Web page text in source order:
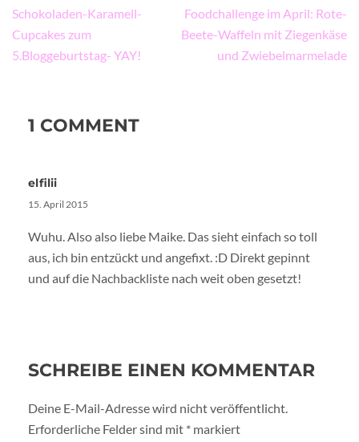
Beitragsnavigation
Schokoladen-Karamell-
Cupcakes zum
5.Bloggeburtstag- YAY!
Foodchallenge im April: Rote-
Beete-Waffeln mit Ziegenkäse
und Zwiebelmarmelade
1 COMMENT
elfilii
15. April 2015
Wuhu. Also also liebe Maike. Das sieht einfach so toll
aus, ich bin entzückt und angefixt. :D Direkt gepinnt
und auf die Nachbackliste nach weit oben gesetzt!
SCHREIBE EINEN KOMMENTAR
Deine E-Mail-Adresse wird nicht veröffentlicht.
Erforderliche Felder sind mit * markiert